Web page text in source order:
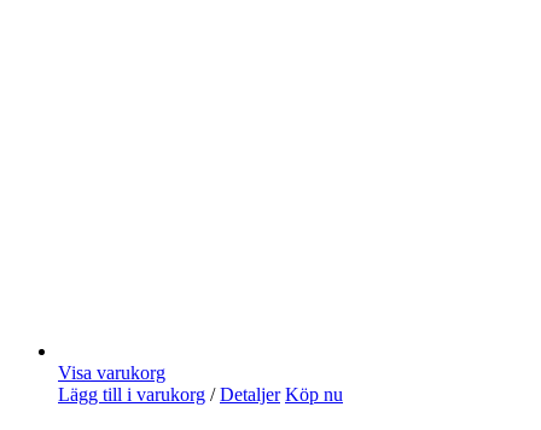
Visa varukorg
Lägg till i varukorg / Detaljer Köp nu